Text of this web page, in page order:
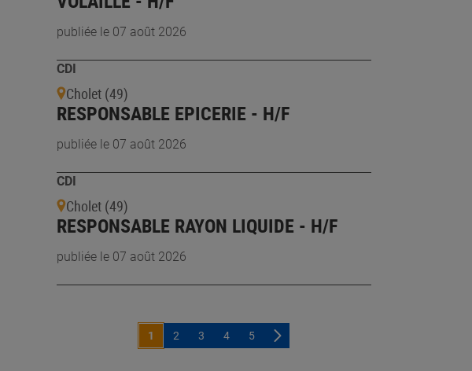
publiée le 07 août 2026
CDI
Cholet (49)
RESPONSABLE EPICERIE - H/F
publiée le 07 août 2026
CDI
Cholet (49)
RESPONSABLE RAYON LIQUIDE - H/F
publiée le 07 août 2026
1 2 3 4 5